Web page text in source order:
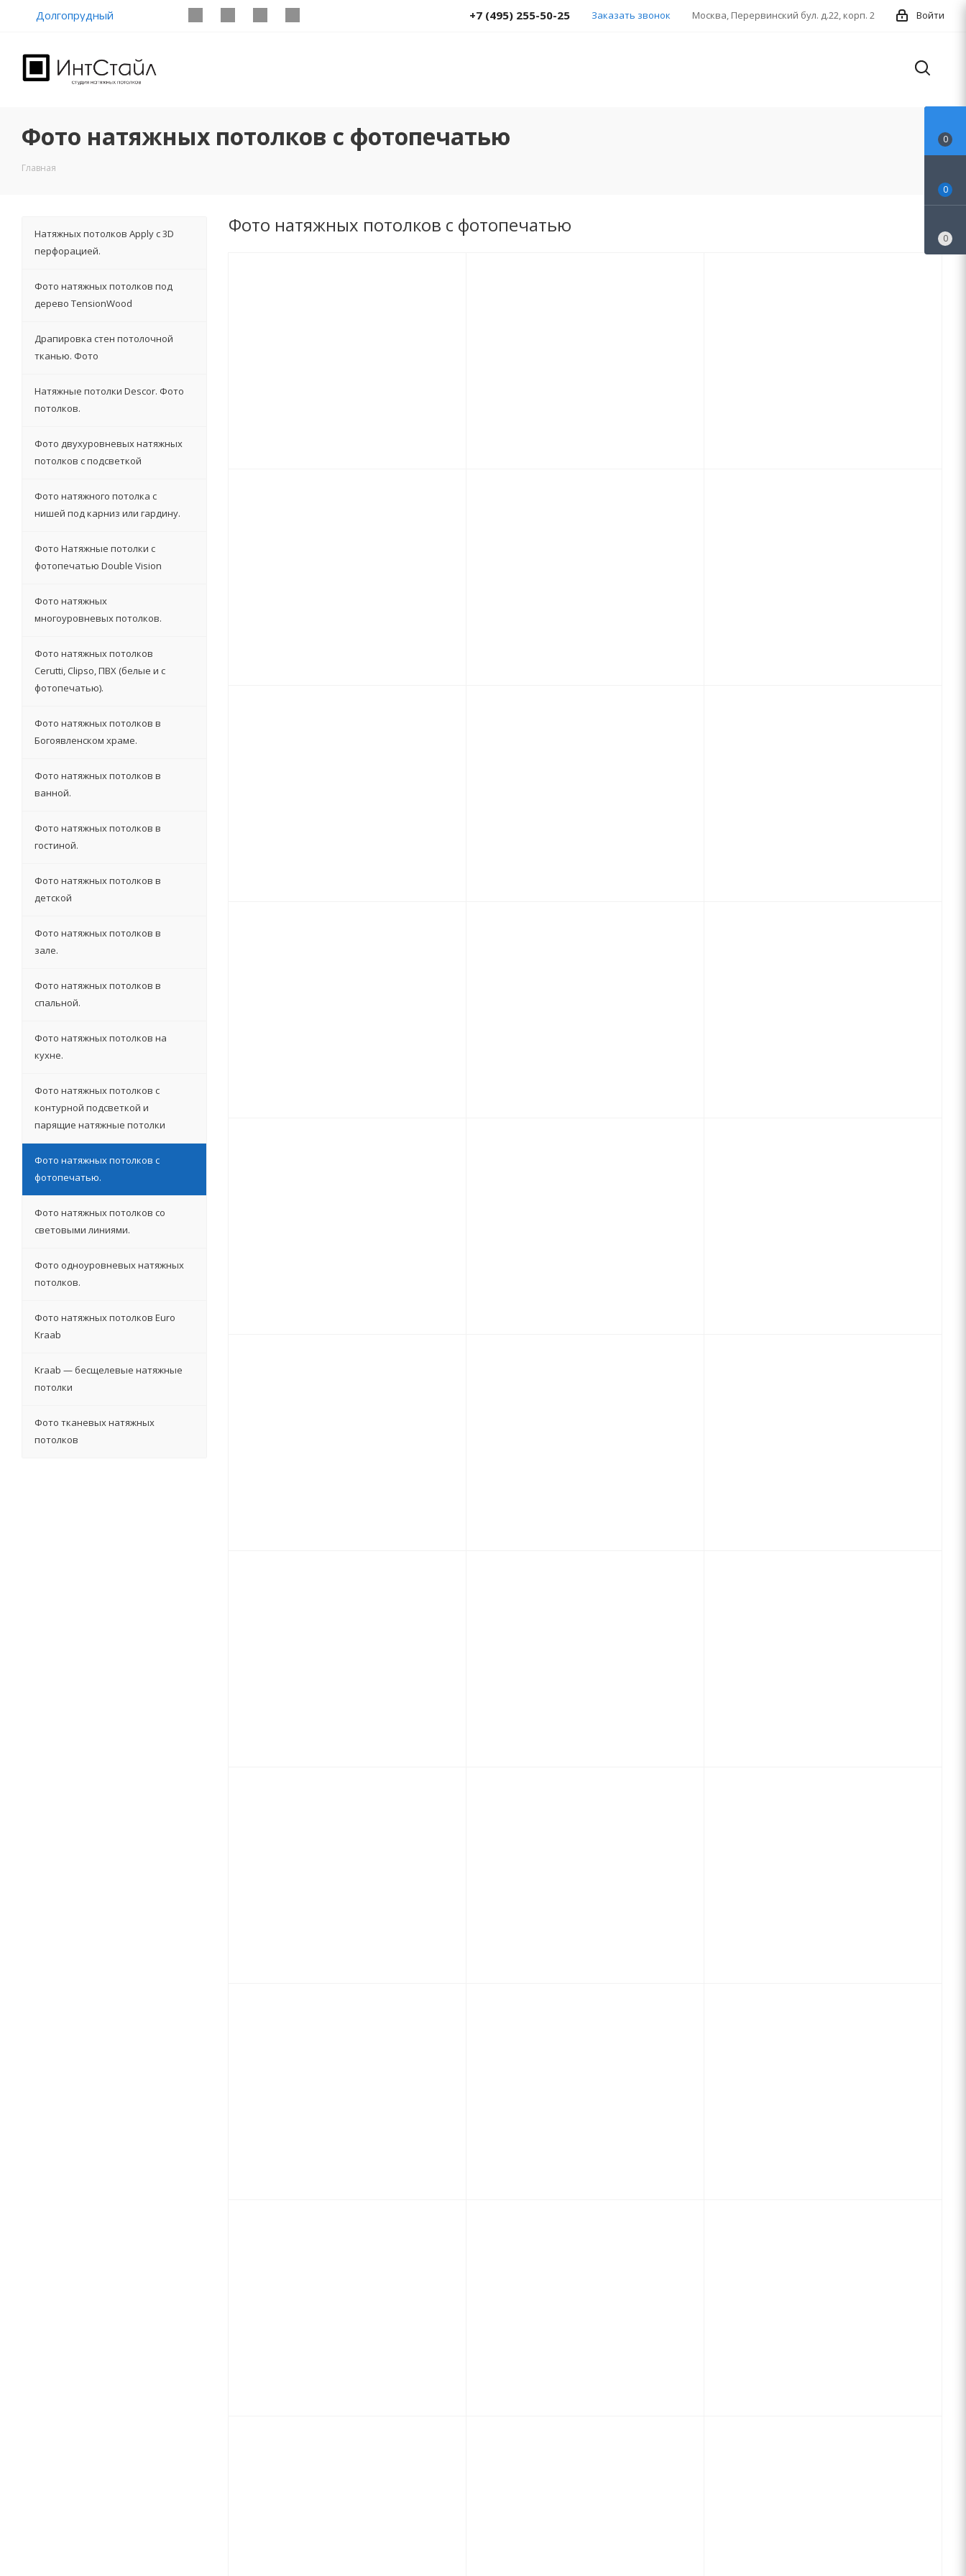
Долгопрудный Войти
Москва, Перервинский бул. д.22, корп. 2
+7 (495) 255-50-25 Заказать звонок
Фото натяжных потолков с фотопечатью
Главная
Фото натяжных потолков с фотопечатью
Натяжных потолков Apply с 3D
перфорацией.
Фото натяжных потолков под
дерево TensionWood
Драпировка стен потолочной
тканью. Фото
Натяжные потолки Descor. Фото
потолков.
Фото двухуровневых натяжных
потолков с подсветкой
Фото натяжного потолка с
нишей под карниз или гардину.
Фото Натяжные потолки с
фотопечатью Double Vision
Фото натяжных
многоуровневых потолков.
Фото натяжных потолков
Cerutti, Clipso, ПВХ (белые и с
фотопечатью).
Фото натяжных потолков в
Богоявленском храме.
Фото натяжных потолков в
ванной.
Фото натяжных потолков в
гостиной.
Фото натяжных потолков в
детской
Фото натяжных потолков в
зале.
Фото натяжных потолков в
спальной.
Фото натяжных потолков на
кухне.
Фото натяжных потолков с
контурной подсветкой и
парящие натяжные потолки
Фото натяжных потолков с
фотопечатью.
Фото натяжных потолков со
световыми линиями.
Фото одноуровневых натяжных
потолков.
Фото натяжных потолков Euro
Kraab
Kraab — бесщелевые натяжные
потолки
Фото тканевых натяжных
потолков
0
0
0